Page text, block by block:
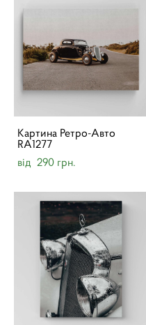
Картина Ретро-Авто
RA1277
від 290 грн.